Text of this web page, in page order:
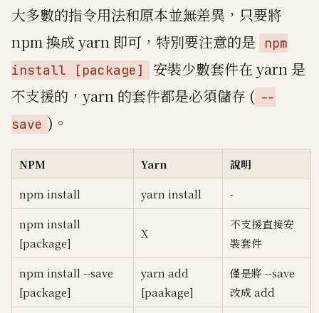
大多數的指令用法和原本並無差異，只要將
npm 換成 yarn 即可，特別要注意的是
npm
install [package]
安裝少數套件在 yarn 是
不支援的，yarn 的套件都是必須儲存 ( --
save )。
NPM Yarn
說明
npm install
yarn install
-
npm install
[package]
X
不支援直接安
裝套件
npm install --save
[package]
yarn add
[paakage]
僅是將 --save
改成 add